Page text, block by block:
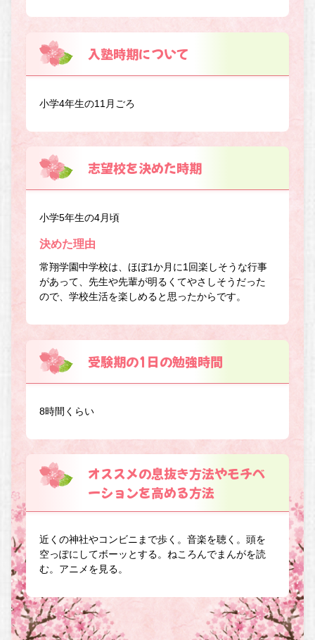
入塾時期について
小学4年生の11月ごろ
志望校を決めた時期
小学5年生の4月頃
決めた理由
常翔学園中学校は、ほぼ1か月に1回楽しそうな行事
があって、先生や先輩が明るくてやさしそうだった
ので、学校生活を楽しめると思ったからです。
受験期の1日の勉強時間
8時間くらい
オススメの息抜き方法やモチベ
ーションを高める方法
近くの神社やコンビニまで歩く。音楽を聴く。頭を
空っぽにしてボーッとする。ねころんでまんがを読
む。アニメを見る。